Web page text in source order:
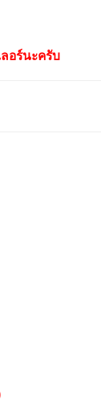
อร์นะครับ